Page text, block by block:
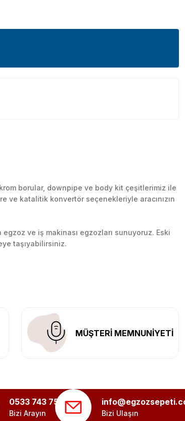
borular, downpipe ve body kit çeşitlerimiz ile
ve katalitik konvertör seçenekleriyle aracınızın
ve iş makinası egzozları sunuyoruz. Eski
taşıyabilirsiniz.
güvenli kargo ile teslimat gerçekleştiriyoruz.
MÜŞTERİ MEMNUNİYETİ
0533 743 75 56
Bizi Arayın Bizi Ulaşın